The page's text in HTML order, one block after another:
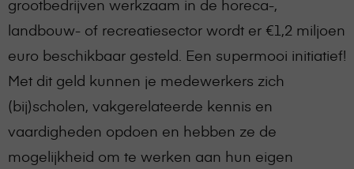
grootbedrijven werkzaam in de horeca-,
landbouw- of recreatiesector wordt er €1,2 miljoen
euro beschikbaar gesteld. Een supermooi initiatief!
Met dit geld kunnen je medewerkers zich
(bij)scholen, vakgerelateerde kennis en
vaardigheden opdoen en hebben ze de
mogelijkheid om te werken aan hun eigen